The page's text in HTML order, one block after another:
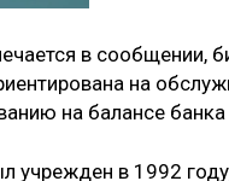
в сообщении,
на
на балансе
учрежден в 1992